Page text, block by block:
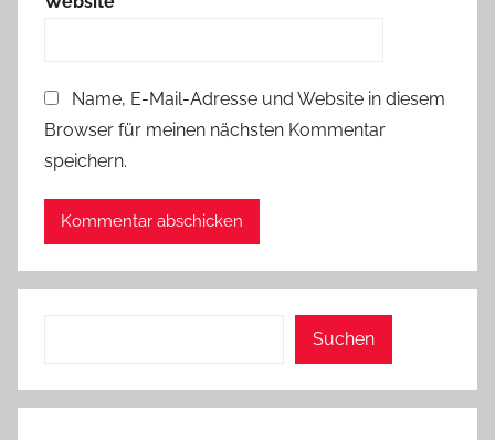
Name, E-Mail-Adresse und Website in diesem
Browser für meinen nächsten Kommentar
speichern.
Suchen